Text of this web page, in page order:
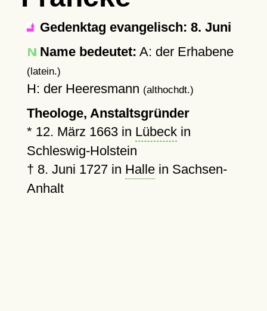
Gedenktag evangelisch: 8. Juni
Name bedeutet: A: der Erhabene
(latein.)
H: der Heeresmann (althochdt.)
Theologe, Anstaltsgründer
* 12. März 1663in Lübeckin
Schleswig-Holstein
† 8. Juni 1727in Hallein Sachsen-
Anhalt